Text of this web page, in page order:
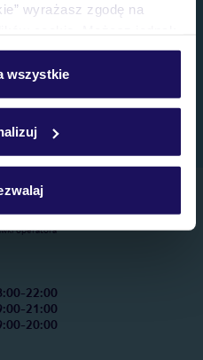
wyrażasz zgodę na
w zakładkę
cookie znajdziesz
wszystkie
operatora
22:00
21:00
20:00